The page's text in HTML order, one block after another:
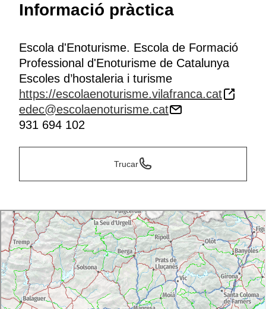
Informació pràctica
Escola d'Enoturisme. Escola de Formació
Professional d'Enoturisme de Catalunya
Escoles d’hostaleria i turisme
https://escolaenoturisme.vilafranca.cat
edec@escolaenoturisme.cat
931 694 102
Trucar